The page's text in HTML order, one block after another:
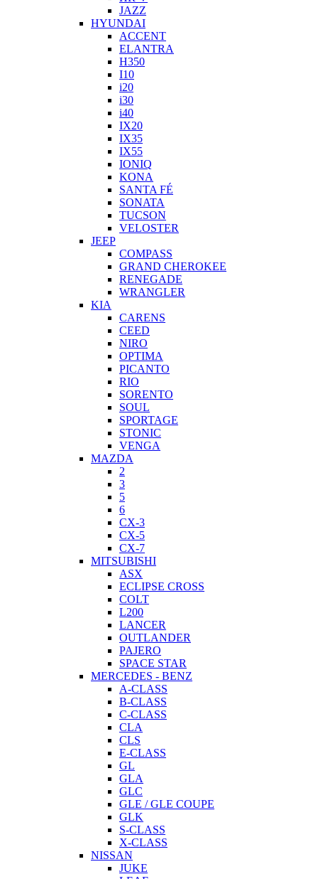
JAZZ
HYUNDAI
ACCENT
ELANTRA
H350
I10
i20
i30
i40
IX20
IX35
IX55
IONIQ
KONA
SANTA FÉ
SONATA
TUCSON
VELOSTER
JEEP
COMPASS
GRAND CHEROKEE
RENEGADE
WRANGLER
KIA
CARENS
CEED
NIRO
OPTIMA
PICANTO
RIO
SORENTO
SOUL
SPORTAGE
STONIC
VENGA
MAZDA
2
3
5
6
CX-3
CX-5
CX-7
MITSUBISHI
ASX
ECLIPSE CROSS
COLT
L200
LANCER
OUTLANDER
PAJERO
SPACE STAR
MERCEDES - BENZ
A-CLASS
B-CLASS
C-CLASS
CLA
CLS
E-CLASS
GL
GLA
GLC
GLE / GLE COUPE
GLK
S-CLASS
X-CLASS
NISSAN
JUKE